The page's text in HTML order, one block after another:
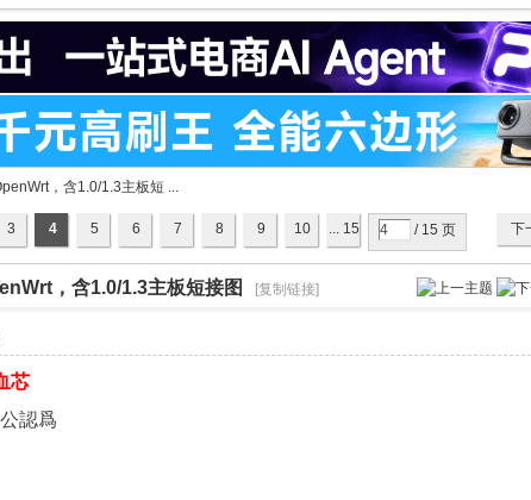
，含1.0/1.3主板短 ...
3 4 5 6 7 8 9 10 ... 15 / 15 页 下
，含1.0/1.3主板短接图 [复制链接]
芯
認爲